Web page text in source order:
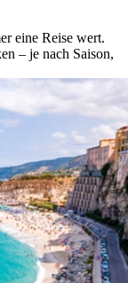
eine Reise wert.
– je nach Saison,